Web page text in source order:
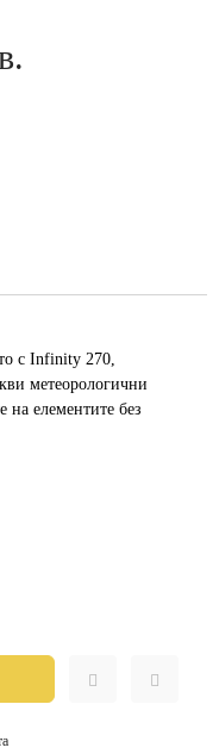
с Infinity 270,
метеорологични
на елементите без